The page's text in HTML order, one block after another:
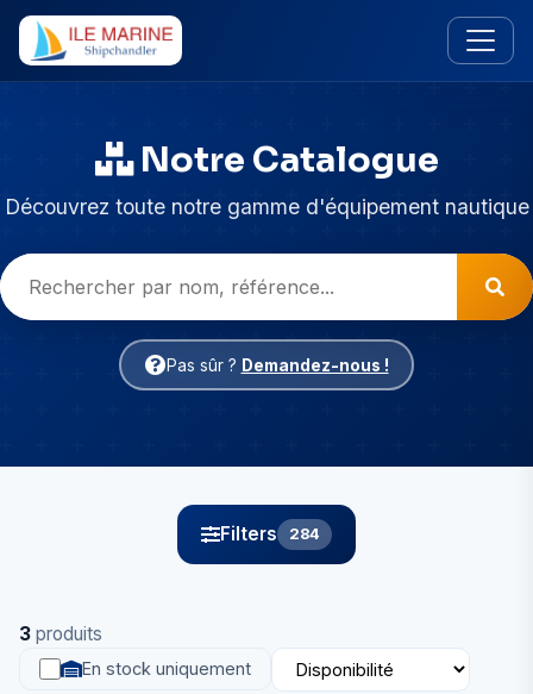
Notre Catalogue
Découvrez toute notre gamme d'équipement nautique
Pas sûr ? Demandez-nous !
Filters 284
3 produits
En stock uniquement